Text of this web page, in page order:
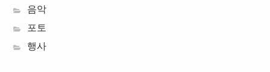
음악
포토
행사